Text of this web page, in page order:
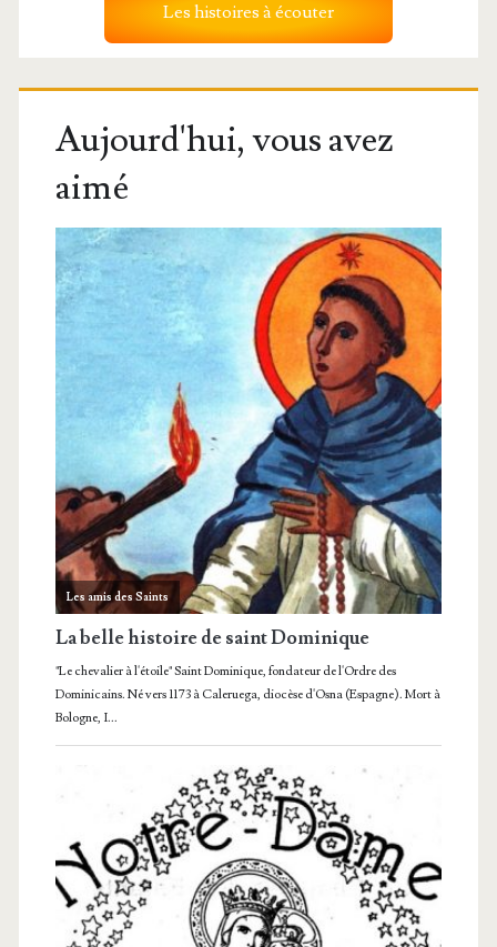
Les histoires à écouter
Aujourd'hui, vous avez
aimé